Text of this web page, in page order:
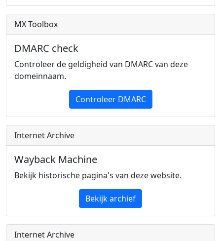
MX Toolbox
DMARC check
Controleer de geldigheid van DMARC van deze
domeinnaam.
Controleer DMARC
Internet Archive
Wayback Machine
Bekijk historische pagina's van deze website.
Bekijk archief
Internet Archive